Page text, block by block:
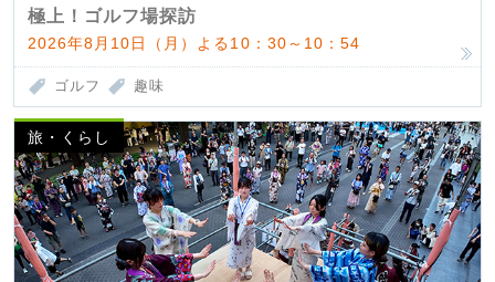
極上！ゴルフ場探訪
2026年8月10日（月）よる10：30～10：54
ゴルフ 趣味
旅・くらし